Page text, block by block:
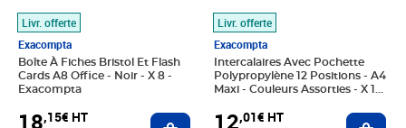
Livr. offerte
Exacompta
Boîte À Fiches Bristol Et Flash
Cards A8 Office - Noir - X 8 -
Exacompta
18,15€ HT Ajouter au panier
Livr. offerte
Exacompta
Intercalaires Avec Pochette
Polypropylène 12 Positions - A4
Maxi - Couleurs Assorties - X 10
12,01€ HT